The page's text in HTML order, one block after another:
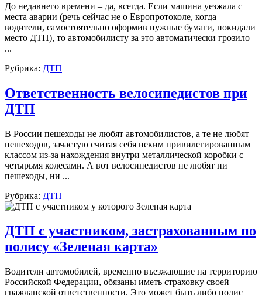
До недавнего времени – да, всегда. Если машина уезжала с
места аварии (речь сейчас не о Европротоколе, когда
водители, самостоятельно оформив нужные бумаги, покидали
место ДТП), то автомобилисту за это автоматически грозило
...
Рубрика: ДТП
Ответственность велосипедистов при
ДТП
В России пешеходы не любят автомобилистов, а те не любят
пешеходов, зачастую считая себя неким привилегированным
классом из-за нахождения внутри металлической коробки с
четырьмя колесами. А вот велосипедистов не любят ни
пешеходы, ни ...
Рубрика: ДТП
ДТП с участником, застрахованным по
полису «Зеленая карта»
Водители автомобилей, временно въезжающие на территорию
Российской Федерации, обязаны иметь страховку своей
гражданской ответственности. Это может быть либо полис